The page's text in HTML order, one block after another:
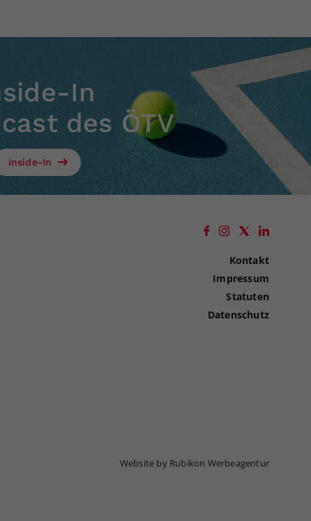
In
des ÖTV
Inside-In
Kontakt
Impressum
Statuten
Datenschutz
Website by Rubikon Werbeagentur